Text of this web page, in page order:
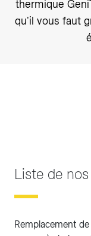
thermique
qu'il vous faut
Liste de
Remplacement